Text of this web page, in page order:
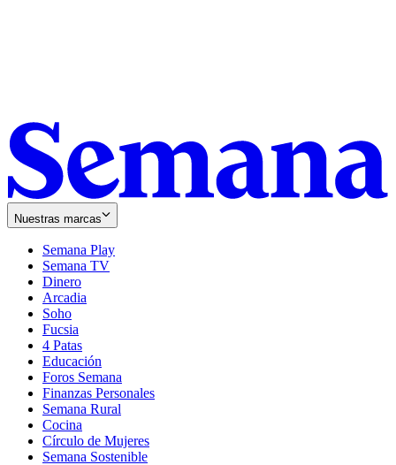
Nuestras marcas
Semana Play
Semana TV
Dinero
Arcadia
Soho
in
new
window
Fucsia
in
new
window
4 Patas
Educación
Foros Semana
Finanzas Personales
Semana Rural
Cocina
Círculo de Mujeres
Semana Sostenible